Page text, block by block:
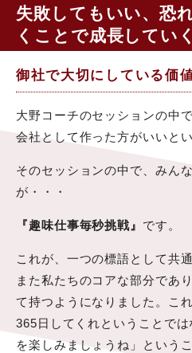
失敗してもいい、恐
くことで成長していく
御社で大切にしている価
大野コーチのセッションの中
会社として作った方がいいと
そのセッションの中で、みん
が・・・
『趣味仕事毎秒挑戦』 です。
これが、一つの標語として共
また私たちのコアな部分であ
て持つようになりました。こ
365日してくれということで
を楽しみましょうね」というこ